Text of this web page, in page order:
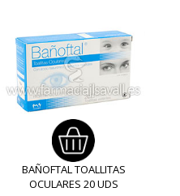
BAÑOFTAL TOALLITAS
OCULARES 20 UDS